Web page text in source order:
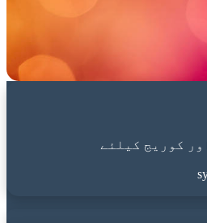
کوریج کیلئے